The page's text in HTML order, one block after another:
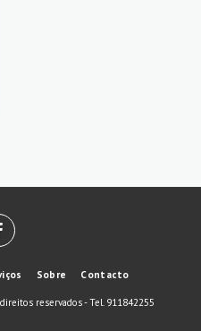
Sobre Contacto
reservados -Tel. 911842255